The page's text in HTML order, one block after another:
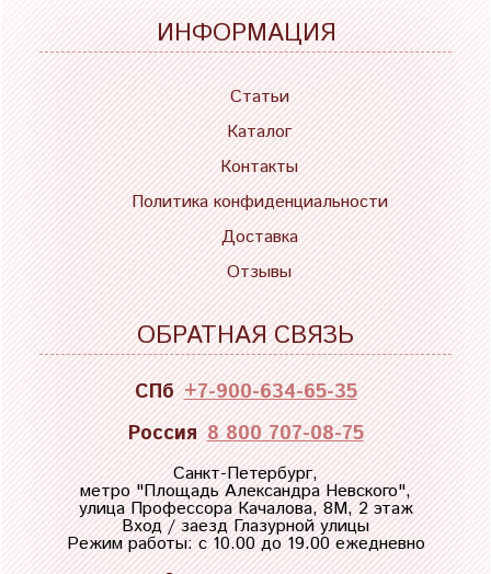
ИНФОРМАЦИЯ
Статьи
Каталог
Контакты
Политика конфиденциальности
Доставка
Отзывы
ОБРАТНАЯ СВЯЗЬ
СПб +7-900-634-65-35
Россия 8 800 707-08-75
Санкт-Петербург,
метро "Площадь Александра Невского",
улица Профессора Качалова, 8М, 2 этаж
Вход / заезд Глазурной улицы
Режим работы: с 10.00 до 19.00 ежедневно